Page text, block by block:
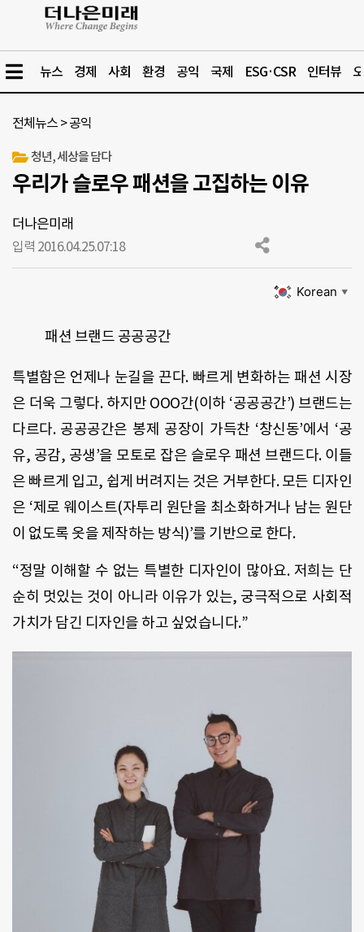
뉴스 경제 사회 환경 공익 국제 ESG·CSR 인터뷰
전체뉴스 >공익
청년, 세상을 담다
우리가 슬로우 패션을 고집하는 이유
더나은미래
입력 2016.04.25.07:18
Korean ▼
패션 브랜드 공공공간
특별함은 언제나 눈길을 끈다. 빠르게 변화하는 패션 시장
은 더욱 그렇다. 하지만 OOO간(이하 ‘공공공간’) 브랜드는
다르다. 공공공간은 봉제 공장이 가득찬 ‘창신동’에서 ‘공
유, 공감, 공생’을 모토로 잡은 슬로우 패션 브랜드다. 이들
은 빠르게 입고, 쉽게 버려지는 것은 거부한다. 모든 디자인
은 ‘제로 웨이스트(자투리 원단을 최소화하거나 남는 원단
이 없도록 옷을 제작하는 방식)’를 기반으로 한다.
“정말 이해할 수 없는 특별한 디자인이 많아요. 저희는 단
순히 멋있는 것이 아니라 이유가 있는, 궁극적으로 사회적
가치가 담긴 디자인을 하고 싶었습니다.”